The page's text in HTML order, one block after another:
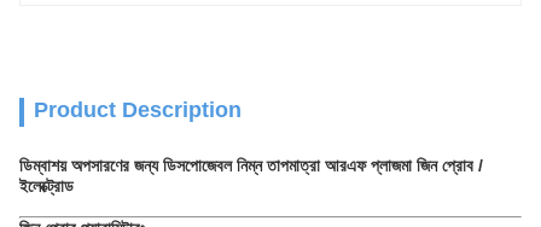
Product Description
ডিম্বাশয় অপসারণের জন্য ডিসপোজেবল নিম্ন তাপমাত্রা আরএফ প্লাজমা জিন প্রোব /
ইলেক্ট্রোড